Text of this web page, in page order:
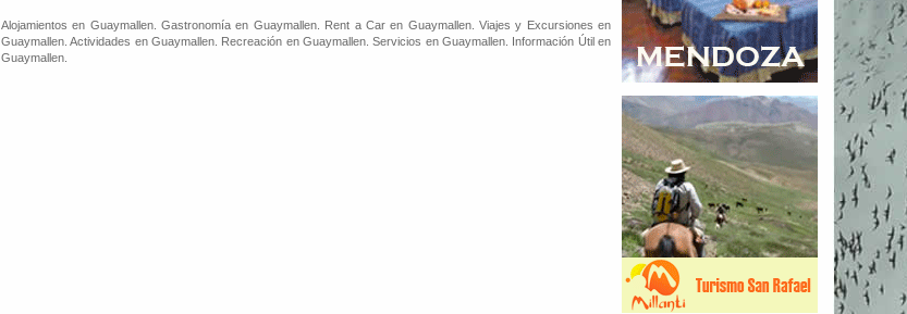
Alojamientos en Guaymallen. Gastronomía en Guaymallen. Rent a Car en Guaymallen. Viajes y Excursiones en
Guaymallen. Actividades en Guaymallen. Recreación en Guaymallen. Servicios en Guaymallen. Información Útil en
Guaymallen.